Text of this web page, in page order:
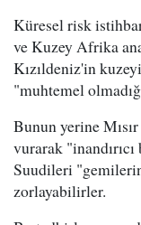
Küresel risk
ve Kuzey Afrika
Kızıldeniz'in
"muhtemel
Bunun yerine
vurarak
Suudileri
zorlayabilirler.